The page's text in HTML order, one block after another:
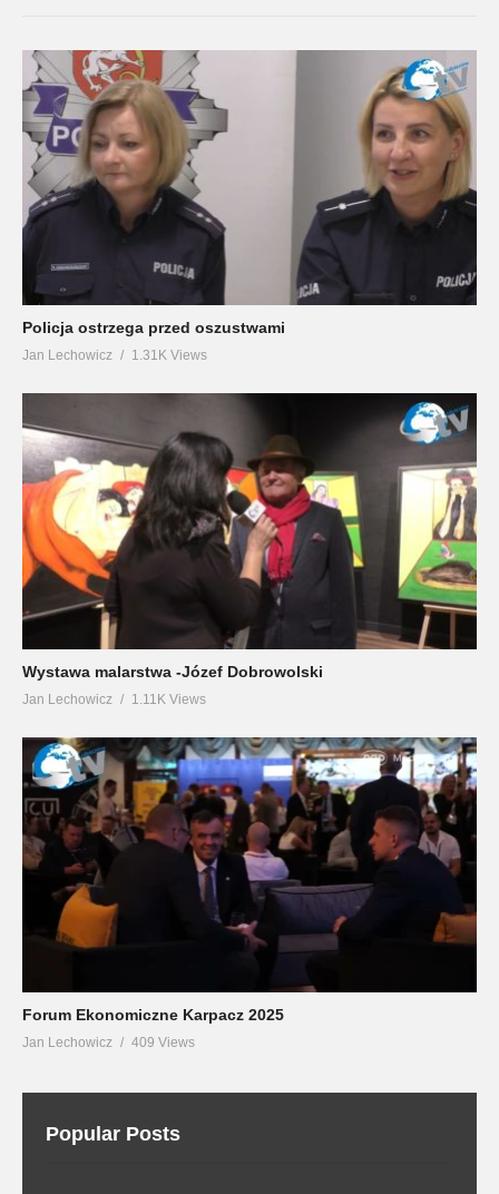
Policja ostrzega przed oszustwami
Jan Lechowicz 1.31K Views
Wystawa malarstwa -Józef Dobrowolski
Jan Lechowicz 1.11K Views
Forum Ekonomiczne Karpacz 2025
Jan Lechowicz 409 Views
Popular Posts